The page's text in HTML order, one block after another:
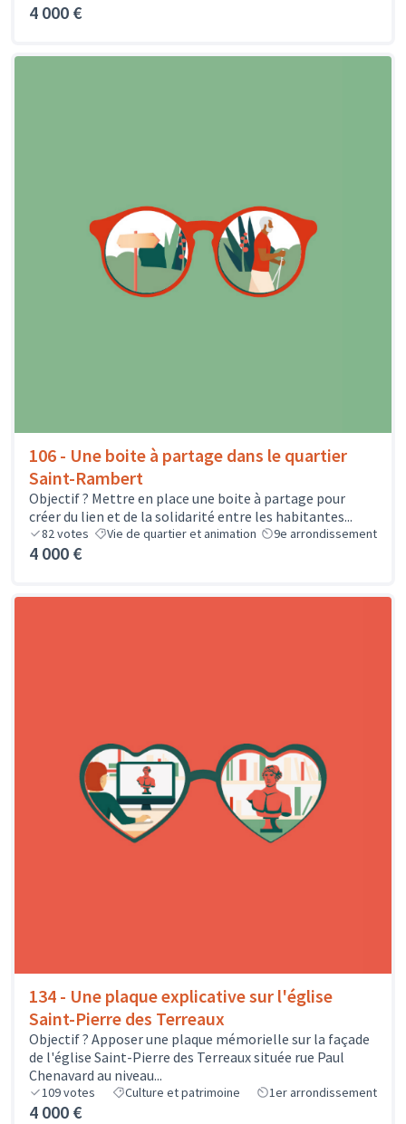
4 000 €
106 - Une boite à partage dans le quartier
Saint-Rambert
Objectif ? Mettre en place une boite à partage pour
créer du lien et de la solidarité entre les habitantes...
82votes Vie de quartier et animation 9e arrondissement
4 000 €
134 - Une plaque explicative sur l'église
Saint-Pierre des Terreaux
Objectif ? Apposer une plaque mémorielle sur la façade
de l'église Saint-Pierre des Terreaux située rue Paul
Chenavard au niveau...
109votes Culture et patrimoine 1er arrondissement
4 000 €